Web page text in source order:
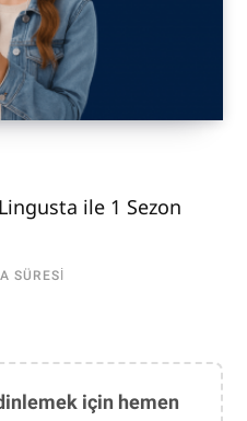
ile 1 Sezon
SÜRESI
için hemen